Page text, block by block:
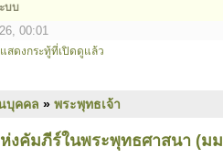
บบ
00:01
แสดงกระทู้ที่เปิดดูแล้ว
บุคคล » พระพุทธเจ้า
งคัมภีร์ในพระพุทธศาสนา (ม